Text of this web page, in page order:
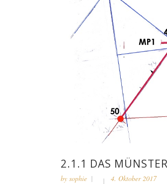
2.1.1 DAS MÜNSTER
by sophie 4. Oktober 2017